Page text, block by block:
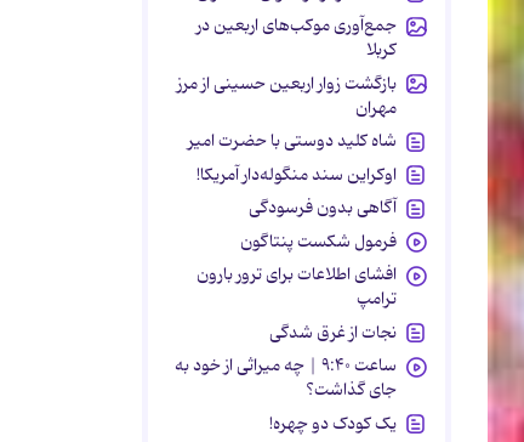
جمع‌آوری موکب‌های اربعین در
کربلا
بازگشت زوار اربعین حسینی از مرز
مهران
شاه کلید دوستی با حضرت امیر
اوکراین سند منگوله‌دار آمریکا!
آگاهی بدون فرسودگی
فرمول شکست پنتاگون
افشای اطلاعات برای ترور بارون
ترامپ
نجات از غرق شدگی
ساعت ۹:۴۰ | چه میراثی از خود به
جای گذاشت؟
یک کودک دو چهره!